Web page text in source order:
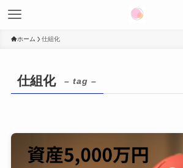
ホーム 仕組化
仕組化 – tag –